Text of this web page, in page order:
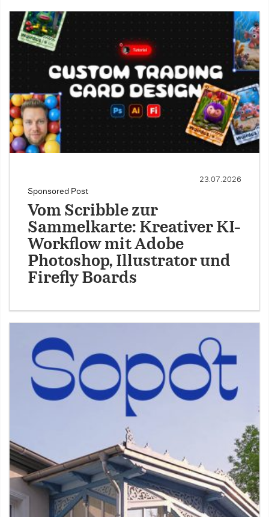
Sponsored Post
23.07.2026
Vom Scribble zur
Sammelkarte: Kreativer KI-
Workflow mit Adobe
Photoshop, Illustrator und
Firefly Boards